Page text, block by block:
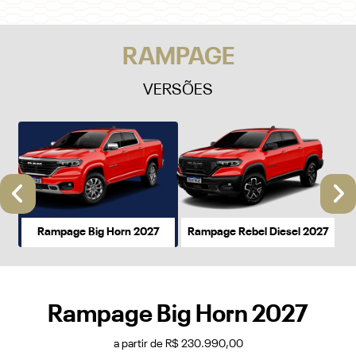
Rampage Big Horn 2027 Rampage Rebel Diesel 2027
Anterior
Rampage Big Horn 2027
a partir de R$ 230.990,00